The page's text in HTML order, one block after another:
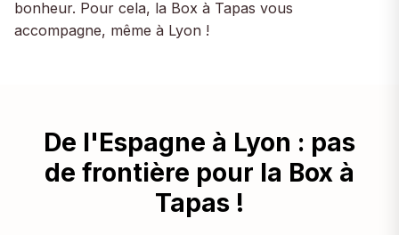
bonheur. Pour cela, la Box à Tapas vous
accompagne, même à Lyon !
De l'Espagne à Lyon : pas
de frontière pour la Box à
Tapas !